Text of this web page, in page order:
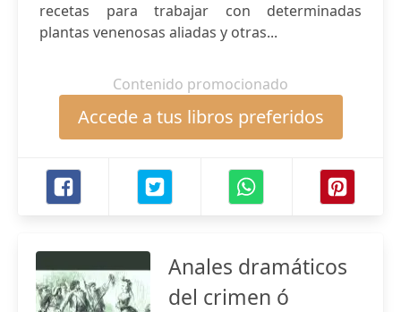
recetas para trabajar con determinadas
plantas venenosas aliadas y otras...
Contenido promocionado
Accede a tus libros preferidos
Anales dramáticos
del crimen ó